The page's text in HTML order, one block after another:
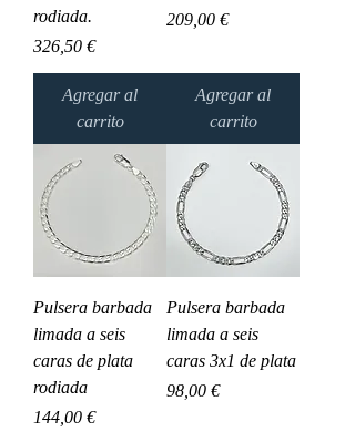
rodiada.
Precio
326,50 €
Agregar al
carrito
Precio
209,00 €
Agregar al
carrito
Pulsera barbada
limada a seis
caras de plata
rodiada
Precio
144,00 €
Pulsera barbada
limada a seis
caras 3x1 de plata
Precio
98,00 €